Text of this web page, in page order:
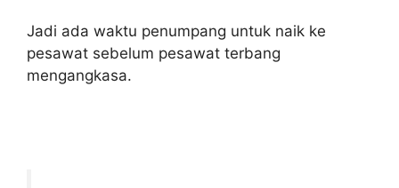
Jadi ada waktu penumpang untuk naik ke
pesawat sebelum pesawat terbang
mengangkasa.